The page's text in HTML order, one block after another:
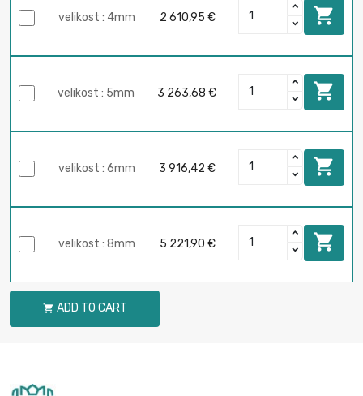
velikost : 4mm 2 610,95 € 
velikost : 5mm 3 263,68 € 
velikost : 6mm 3 916,42 € 
velikost : 8mm 5 221,90 € 
 ADD TO CART